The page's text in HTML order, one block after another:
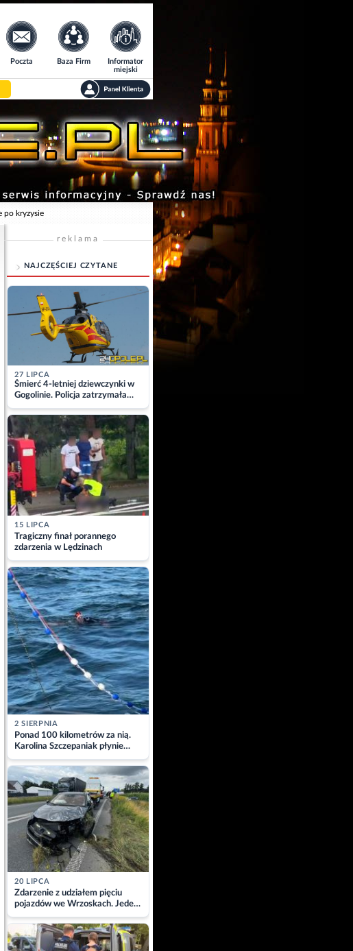
Poczta Baza Firm
Informator
miejski
po kryzysie
reklama
NAJCZĘŚCIEJ CZYTANE
27 LIPCA
Śmierć 4-letniej dziewczynki w
Gogolinie. Policja zatrzymała
matkę
15 LIPCA
Tragiczny finał porannego
zdarzenia w Lędzinach
2 SIERPNIA
Ponad 100 kilometrów za nią.
Karolina Szczepaniak płynie
przez Bałtyk dla Piotra.
Aktualizacja
20 LIPCA
Zdarzenie z udziałem pięciu
pojazdów we Wrzoskach. Jeden
z kierowców zabrany w
kajdankach